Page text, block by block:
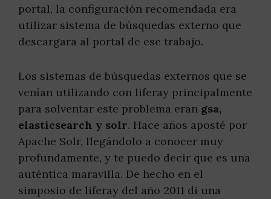
portal, la configuración recomendada era
utilizar sistema de búsquedas externo que
descargara al portal de ese trabajo.
Los sistemas de búsquedas externos que se
venían utilizando con liferay principalmente
para solventar este problema eran gsa,
elasticsearch y solr. Hace años aposté por
Apache Solr, llegándolo a conocer muy
profundamente, y te puedo decir que es una
auténtica maravilla. De hecho en el
simposio de liferay del año 2011 di una